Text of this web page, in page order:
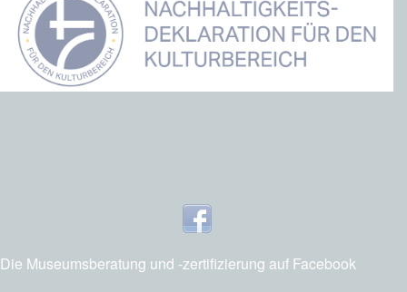
Die Museumsberatung und -zertifizierung auf Facebook